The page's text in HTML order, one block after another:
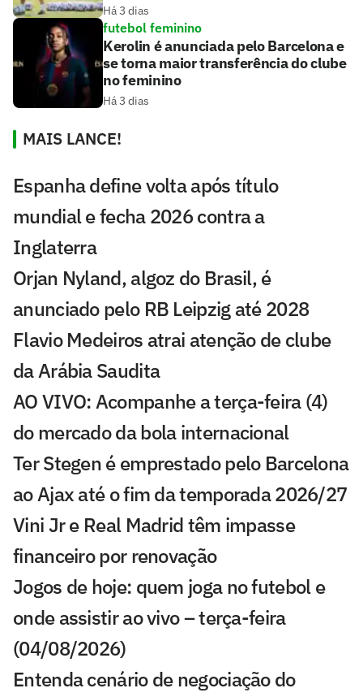
Há 3 dias
futebol feminino
Kerolin é anunciada pelo Barcelona e
se torna maior transferência do clube
no feminino
Há 3 dias
MAIS LANCE!
Espanha define volta após título
mundial e fecha 2026 contra a
Inglaterra
Orjan Nyland, algoz do Brasil, é
anunciado pelo RB Leipzig até 2028
Flavio Medeiros atrai atenção de clube
da Arábia Saudita
AO VIVO: Acompanhe a terça-feira (4)
do mercado da bola internacional
Ter Stegen é emprestado pelo Barcelona
ao Ajax até o fim da temporada 2026/27
Vini Jr e Real Madrid têm impasse
financeiro por renovação
Jogos de hoje: quem joga no futebol e
onde assistir ao vivo – terça-feira
(04/08/2026)
Entenda cenário de negociação do